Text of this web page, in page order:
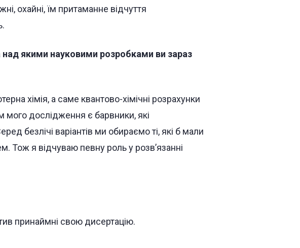
охайні, їм притаманне відчуття
над якими науковими розробками ви зараз
хімія, а саме квантово-хімічні розрахунки
дослідження є барвники, які
безлічі варіантів ми обираємо ті, які б мали
Тож я відчуваю певну роль у розв’язанні
принаймні свою дисертацію.